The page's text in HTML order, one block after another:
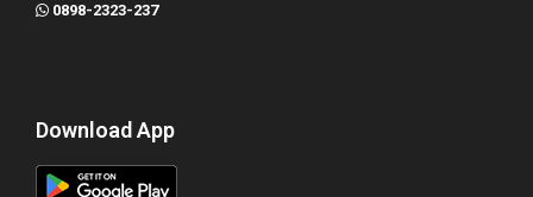
0898-2323-237
Download App